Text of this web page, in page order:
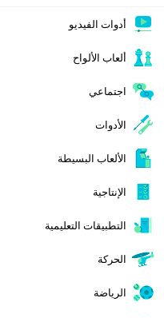
أدوات الفيديو
ألعاب الألواح
اجتماعي
الأدوات
الألعاب البسيطة
الإنتاجية
التطبيقات التعليمية
الحركة
الرياضة